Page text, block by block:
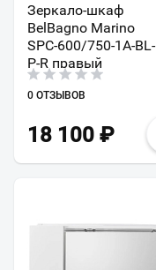
Зеркало-шкаф
BelBagno Marino
SPC-600/750-1A-BL-
P-R правый
0 ОТЗЫВОВ
18 100 ₽